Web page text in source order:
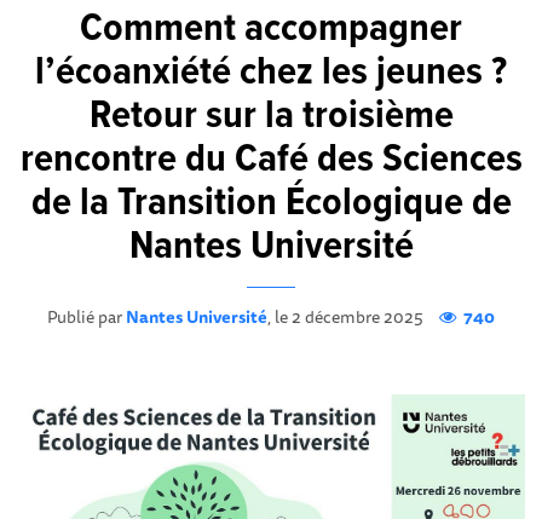
Comment accompagner
l’écoanxiété chez les jeunes ?
Retour sur la troisième
rencontre du Café des Sciences
de la Transition Écologique de
Nantes Université
Publié parNantes Université, le 2 décembre 2025 740